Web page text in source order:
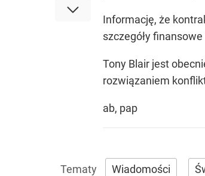
Informację, że
szczegóły
Tony Blair jest
rozwiązaniem
ab, pap
Wiadomości